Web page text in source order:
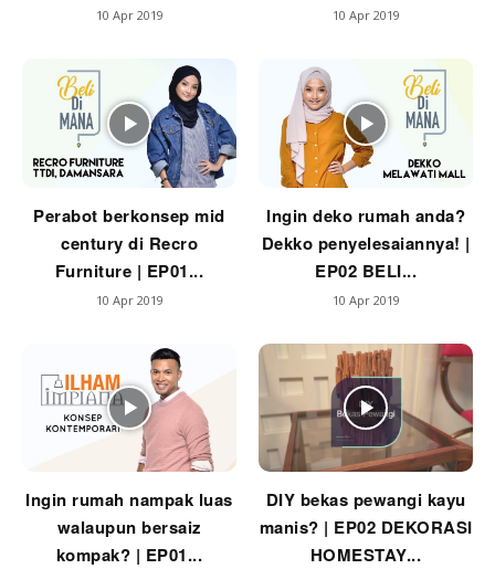
Ilham Impiana
Ilham Impiana Inspirasi Selebriti
Impiana TV
Casa Impiana
Impiana MakeOver
Sembang Laman
Tip Impiana
Hub Ideaktiv
10 Apr 2019 10 Apr 2019
Perabot berkonsep mid
century di Recro
Furniture | EP01...
10 Apr 2019
Ingin deko rumah anda?
Dekko penyelesaiannya! |
EP02 BELI...
10 Apr 2019
Ingin rumah nampak luas
walaupun bersaiz
kompak? | EP01...
DIY bekas pewangi kayu
manis? | EP02 DEKORASI
HOMESTAY...